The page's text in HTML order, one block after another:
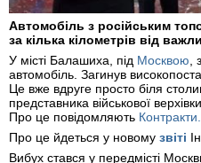
Автомобіль з російським
за кілька кілометрів від
У місті Балашиха, під Москвою,
автомобіль. Загинув
Це вже вдруге просто біля
представника військової
Про це повідомляють
Про це йдеться у новому звіті
Вибух стався у передмісті